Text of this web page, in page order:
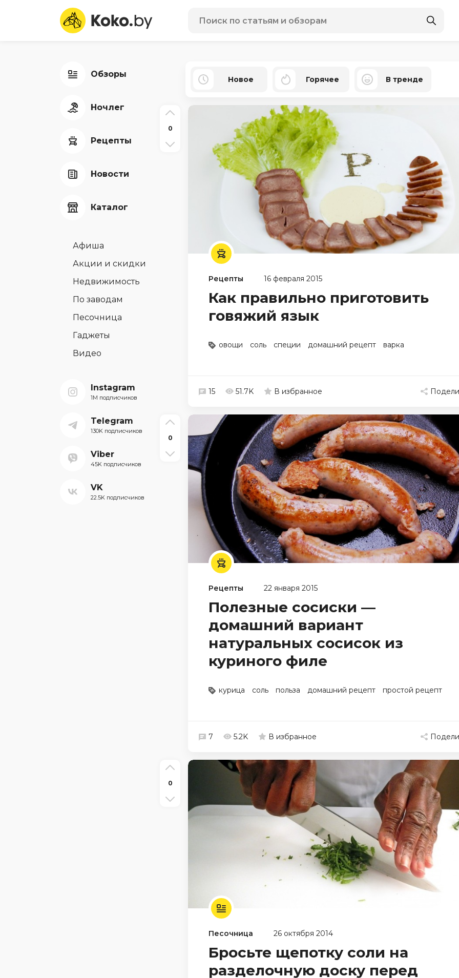
Обзоры
Ночлег
Рецепты
Новости
Каталог
Афиша
Акции и скидки
Недвижимость
По заводам
Песочница
Гаджеты
Видео
Instagram
1M подписчиков
Telegram
130K подписчиков
Viber
45K подписчиков
VK
22.5K подписчиков
Новое Горячее В тренде
0
Рецепты 16 февраля 2015
Как правильно приготовить
говяжий язык
овощи соль специи домашний рецепт варка
15 51.7K В избранное
0
Рецепты 22 января 2015
Полезные сосиски —
домашний вариант
натуральных сосисок из
куриного филе
курица соль польза домашний рецепт простой рецепт
7 5.2K В избранное
0
Песочница 26 октября 2014
Бросьте щепотку соли на
разделочную доску перед